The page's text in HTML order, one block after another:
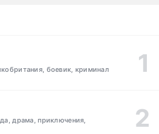
боевик, криминал
драма, приключения,